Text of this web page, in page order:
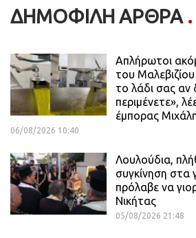
ΔΗΜΟΦΙΛΗ ΑΡΘΡΑ
Απλήρωτοι
του
το λάδι σας αν
περιμένετε»,
έμπορας
06/08/2026 10:40
Λουλούδια,
συγκίνηση στα
πρόλαβε να
Νικήτας
05/08/2026 21:48